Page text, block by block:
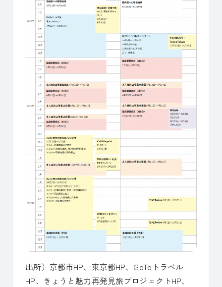
出所）京都市HP、東京都HP、GoToトラベル
HP、きょうと魅力再発見旅プロジェクトHP、